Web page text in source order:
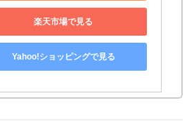
楽天市場で見る
Yahoo!ショッピングで見る